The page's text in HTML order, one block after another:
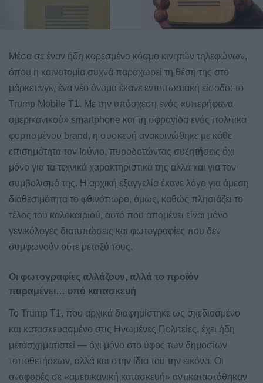
Μέσα σε έναν ήδη κορεσμένο κόσμο κινητών τηλεφώνων,
όπου η καινοτομία συχνά παραχωρεί τη θέση της στο
μάρκετινγκ, ένα νέο όνομα έκανε εντυπωσιακή είσοδο: το
Trump Mobile T1. Με την υπόσχεση ενός «υπερήφανα
αμερικανικού» smartphone και τη σφραγίδα ενός πολιτικά
φορτισμένου brand, η συσκευή ανακοινώθηκε με κάθε
επισημότητα τον Ιούνιο, πυροδοτώντας συζητήσεις όχι
μόνο για τα τεχνικά χαρακτηριστικά της αλλά και για τον
συμβολισμό της. Η αρχική εξαγγελία έκανε λόγο για άμεση
διαθεσιμότητα το φθινόπωρο, όμως, καθώς πλησιάζει το
τέλος του καλοκαιριού, αυτό που απομένει είναι μόνο
γενικόλογες διατυπώσεις και φωτογραφίες που δεν
συμφωνούν ούτε μεταξύ τους.
Οι φωτογραφίες αλλάζουν, αλλά το προϊόν
παραμένει… υπό κατασκευή
Το Trump T1, που αρχικά διαφημίστηκε ως σχεδιασμένο
και κατασκευασμένο στις Ηνωμένες Πολιτείες, έχει ήδη
μετασχηματιστεί — όχι μόνο στο ύφος των δημοσίων
τοποθετήσεων, αλλά και στην ίδια του την εικόνα. Οι
αναφορές σε «αμερικανική κατασκευή» αντικαταστάθηκαν